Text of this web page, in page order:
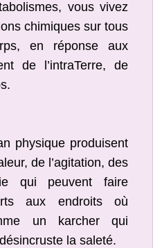
vous vivez
chimiques sur tous
en réponse aux
de l’intraTerre, de
physique produisent
de l’agitation, des
qui peuvent faire
aux endroits où
un karcher qui
la saleté.